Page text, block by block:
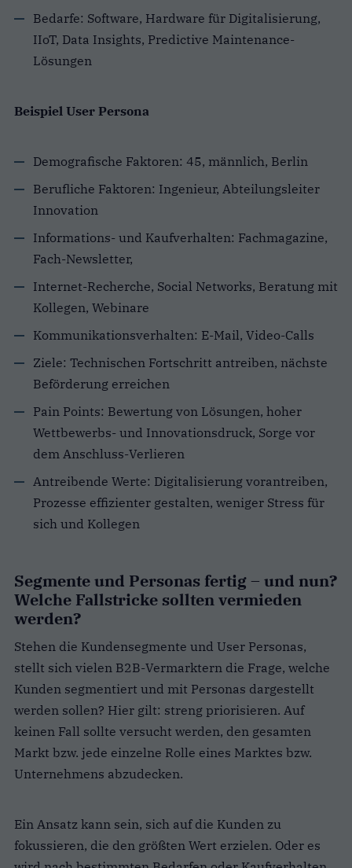
Bedarfe: Software, Hardware für Digitalisierung,
IIoT, Data Insights, Predictive Maintenance-
Lösungen
Beispiel User Persona
Demografische Faktoren: 45, männlich, Berlin
Berufliche Faktoren: Ingenieur, Abteilungsleiter
Innovation
Informations- und Kaufverhalten: Fachmagazine,
Fach-Newsletter,
Internet-Recherche, Social Networks, Beratung mit
Kollegen, Webinare
Kommunikationsverhalten: E-Mail, Video-Calls
Ziele: Technischen Fortschritt antreiben, nächste
Beförderung erreichen
Pain Points: Bewertung von Lösungen, hoher
Wettbewerbs- und Innovationsdruck, Sorge vor
dem Anschluss-Verlieren
Antreibende Werte: Digitalisierung vorantreiben,
Prozesse effizienter gestalten, weniger Stress für
sich und Kollegen
Segmente und Personas fertig – und nun?
Welche Fallstricke sollten vermieden
werden?
Stehen die Kundensegmente und User Personas,
stellt sich vielen B2B-Vermarktern die Frage, welche
Kunden segmentiert und mit Personas dargestellt
werden sollen? Hier gilt: streng priorisieren. Auf
keinen Fall sollte versucht werden, den gesamten
Markt bzw. jede einzelne Rolle eines Marktes bzw.
Unternehmens abzudecken.
Ein Ansatz kann sein, sich auf die Kunden zu
fokussieren, die den größten Wert erzielen. Oder es